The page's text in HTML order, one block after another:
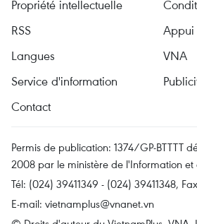
Propriété intellectuelle
RSS
Appui
Langues
VNA
Service d'information
Contact
Permis de publication: 1374/GP-BTTTT
2008 par le ministère de l'Information
Tél: (024) 39411349 - (024) 39411348,
E-mail: vietnamplus@vnanet.vn